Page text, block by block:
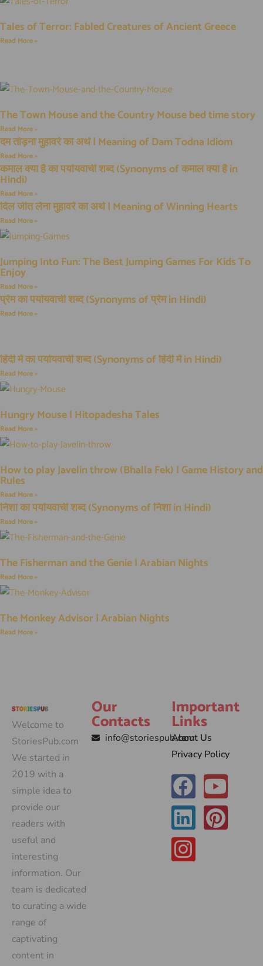
Tales of Terror: Fabled Creatures of Ancient Greece
Read More »
The Town Mouse and the Country Mouse bed time story
Read More »
दम तोड़ना मुहावरे का अर्थ | Meaning of Dam Todna Idiom
Read More »
कमाल क्या है का पर्यायवाची शब्द (Synonyms of कमाल क्या है in
Hindi)
Read More »
दिल जीत लेना मुहावरे का अर्थ | Meaning of Winning Hearts
Read More »
Jumping Into Fun: The Best Jumping Games For Kids To
Enjoy
Read More »
प्रेम का पर्यायवाची शब्द (Synonyms of प्रेम in Hindi)
Read More »
हिंदी में का पर्यायवाची शब्द (Synonyms of हिंदी में in Hindi)
Read More »
Hungry Mouse | Hitopadesha Tales
Read More »
How to play Javelin throw (Bhalla Fek) | Game History and
Rules
Read More »
निशा का पर्यायवाची शब्द (Synonyms of निशा in Hindi)
Read More »
The Fisherman and the Genie | Arabian Nights
Read More »
The Monkey Advisor | Arabian Nights
Read More »
Welcome to
StoriesPub.com
We started in
2019 with a
simple idea to
provide our
readers with
useful and
interesting
information. Our
team is dedicated
to curating a wide
range of
captivating
content in
Our
Contacts
info@storiespub.com
Important
Links
About Us
Privacy Policy